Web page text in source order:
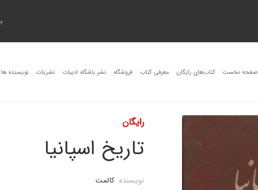
صفحه نخست کتاب‌های رایگان معرفی کتاب فروشگاه نشر باشگاه ادبیات نشریات نویسنده ها
رایگان
تاریخ اسپانیا
نویسنده:کالمت